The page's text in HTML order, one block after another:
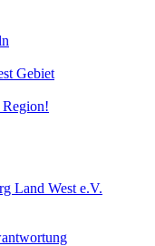
Gebiet
Region!
Land West e.V.